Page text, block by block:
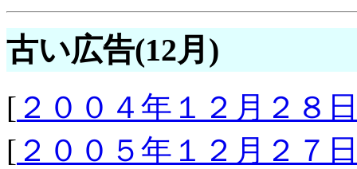
古い広告(12月)
[ ２００４年１２月２８
[ ２００５年１２月２７